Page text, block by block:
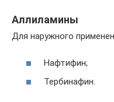
Аллиламины
Для наружного
Нафтифин;
Тербинафин.